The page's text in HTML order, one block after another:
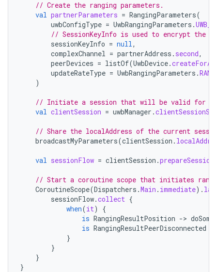
// Create the ranging parameters.
val partnerParameters = RangingParameters(
uwbConfigType = UwbRangingParameters .
// SessionKeyInfo is used to encrypt the
sessionKeyInfo = null,
complexChannel = partnerAddress . second,
peerDevices = listOf(UwbDevice.
updateRateType = UwbRangingParameters .
)
// Initiate a session that will be valid for a
val clientSession = uwbManager .
// Share the localAddress of the current
broadcastMyParameters(clientSession .
val sessionFlow = clientSession .prepareSession
// Start a coroutine scope that initiates
CoroutineScope(Dispatchers .Main . immediate).
sessionFlow.collect {
when(it)
{
is RangingResultPosition ->
is RangingResultPeerDisconnected
}
}
}
}